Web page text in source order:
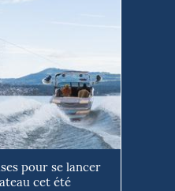
pour se lancer
cet été